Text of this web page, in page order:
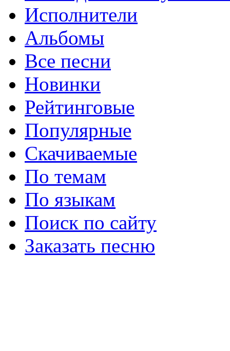
Исполнители
Альбомы
Все песни
Новинки
Рейтинговые
Популярные
Скачиваемые
По темам
По языкам
Поиск по сайту
Заказать песню